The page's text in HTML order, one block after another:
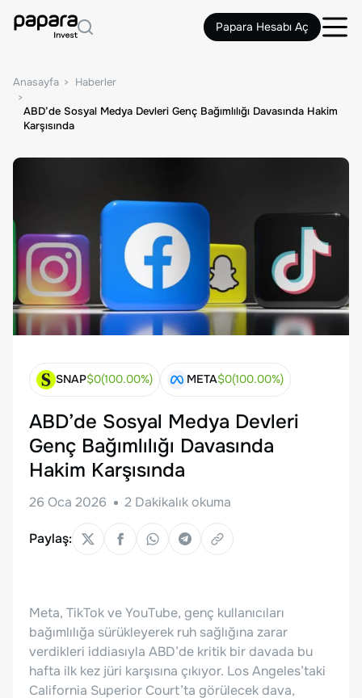
Papara Hesabı Aç
Anasayfa Haberler
ABD’de Sosyal Medya Devleri Genç Bağımlılığı Davasında Hakim
Karşısında
SNAP$0(100.00%) META$0(100.00%)
ABD’de Sosyal Medya Devleri
Genç Bağımlılığı Davasında
Hakim Karşısında
26 Oca 2026 2 Dakikalık okuma
Paylaş:
Meta, TikTok ve YouTube, genç kullanıcıları
bağımlılığa sürükleyerek ruh sağlığına zarar
verdikleri iddiasıyla ABD’de kritik bir davada bu
hafta ilk kez jüri karşısına çıkıyor. Los Angeles’taki
California Superior Court’ta görülecek dava,